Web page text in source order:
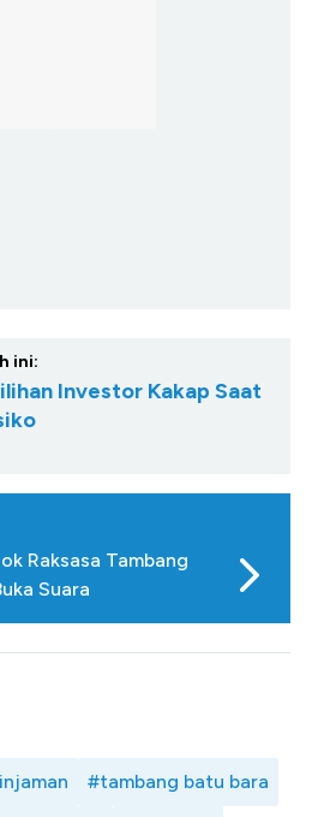
ini:
Investor Kakap Saat
Raksasa Tambang
Suara
#tambang batu bara